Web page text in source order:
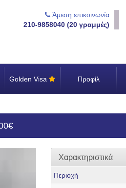
Άμεση επικοινωνία
210-9858040 (20 γραμμές)
Golden Visa Προφίλ
Χαρακτηριστικά
Περιοχή